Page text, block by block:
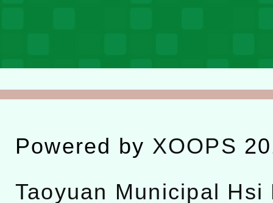
Powered by XOOPS
Taoyuan Municipal Hsi